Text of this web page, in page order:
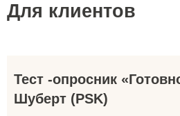
Для клиентов
Тест -опросник
Шуберт (PSK)